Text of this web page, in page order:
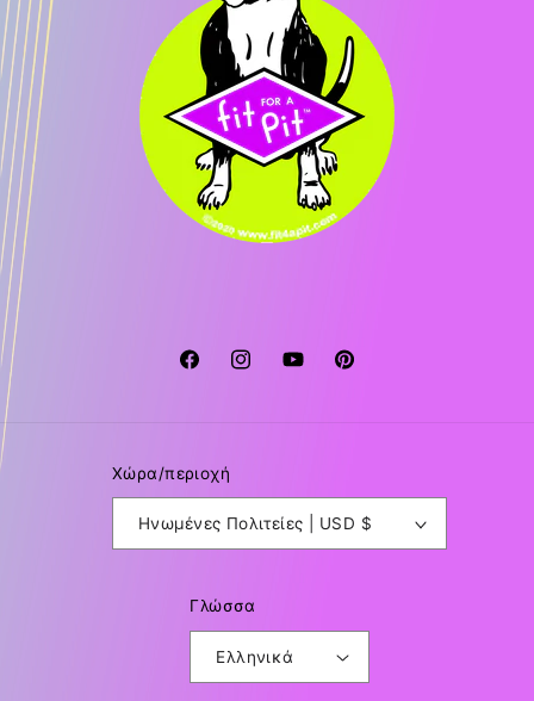
FacebookInstagramYouTubePinterest
Χώρα/περιοχή
Ηνωμένες Πολιτείες | USD $
Γλώσσα
Ελληνικά